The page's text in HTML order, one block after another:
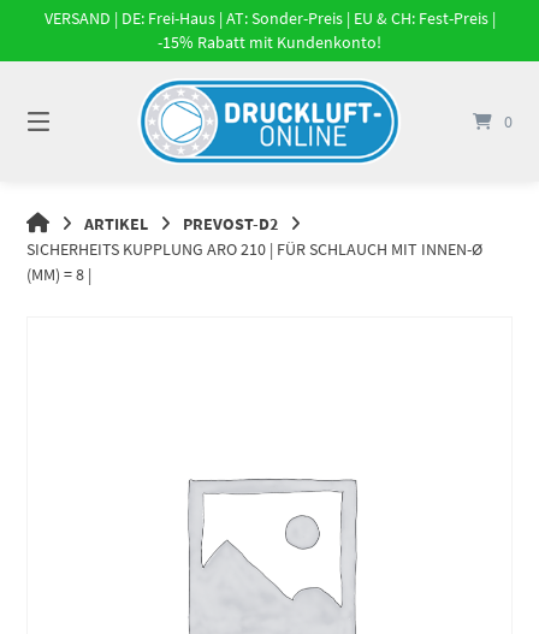
Springe
Inhalt
VERSAND | DE: Frei-Haus | AT: Sonder-Preis | EU & CH: Fest-Preis |
-15% Rabatt mit Kundenkonto!
0
DRUCKLUFT-
ONLINE
|
ARTIKEL
PREVOST-D2
SICHERHEITS KUPPLUNG ARO 210 | FÜR SCHLAUCH MIT INNEN-Ø
(MM) = 8 |